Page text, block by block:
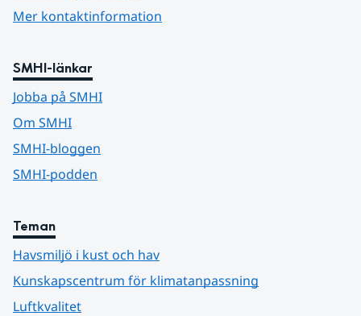
Mer kontaktinformation
SMHI-länkar
Jobba på SMHI
Om SMHI
SMHI-bloggen
SMHI-podden
Teman
Havsmiljö i kust och hav
Kunskapscentrum för klimatanpassning
Luftkvalitet